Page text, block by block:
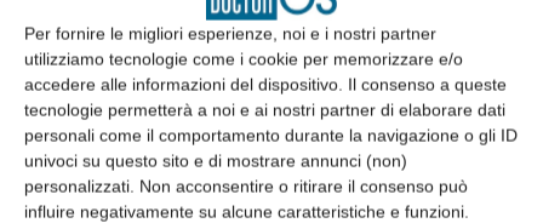
Per fornire le migliori esperienze, noi e i nostri partner
utilizziamo tecnologie come i cookie per memorizzare e/o
accedere alle informazioni del dispositivo. Il consenso a queste
tecnologie permetterà a noi e ai nostri partner di elaborare dati
personali come il comportamento durante la navigazione o gli ID
univoci su questo sito e di mostrare annunci (non)
personalizzati. Non acconsentire o ritirare il consenso può
influire negativamente su alcune caratteristiche e funzioni.
concerne quest’ultimo argomento, offrì sicuramente spunti molto
all’avanguardia per l’epoca; descrisse infatti la possibilità della
rotazione, della translazione e dello scivolamento dei condili, che
possono compiere tale operazione in modo complementare in
avanti ed in addietro, consentendo così la possibilità, durante la
masticazione, di separare i frammenti di cibo più grossi in modo
da poter essere triturati dai molari. “... I condili possono dunque